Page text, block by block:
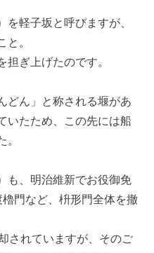
軽子坂と呼びますが、
と。
ぎ上げたのです。
どん」と称される堰があ
いたため、この先には船
。
も、明治維新でお役御免
門など、枡形門全体を撤
されていますが、そのご